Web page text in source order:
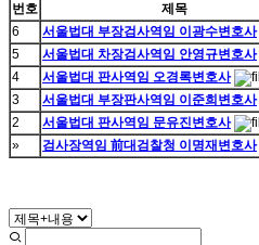
번호 제목
6
서울법대 부장검사역임 이광수변호사
5
서울법대 차장검사역임 안영규변호사
4
서울법대 판사역임 오경록변호사
3
서울법대 부장판사역임 이준희변호사
2
서울법대 판사역임 문유진변호사
»
검사장역임 前대검찰청 이명재변호사